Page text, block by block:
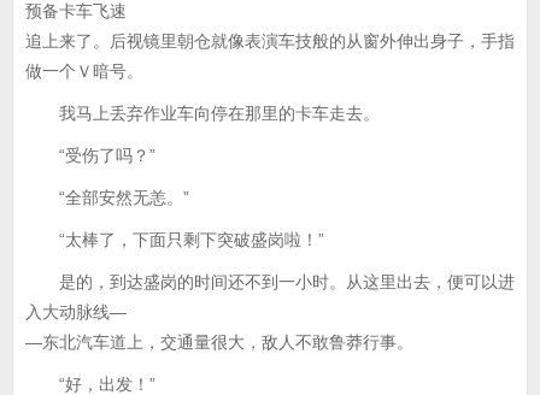
预备卡车飞速
追上来了。后视镜里朝仓就像表演车技般的从窗外伸出身子，手指
做一个Ｖ暗号。
我马上丢弃作业车向停在那里的卡车走去。
“受伤了吗？”
“全部安然无恙。”
“太棒了，下面只剩下突破盛岗啦！”
是的，到达盛岗的时间还不到一小时。从这里出去，便可以进
入大动脉线—
—东北汽车道上，交通量很大，敌人不敢鲁莽行事。
“好，出发！”